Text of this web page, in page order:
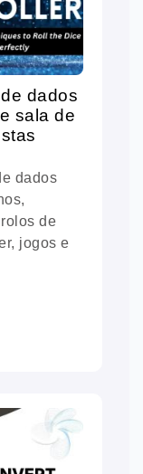
dados
sala de
dados
de
jogos e